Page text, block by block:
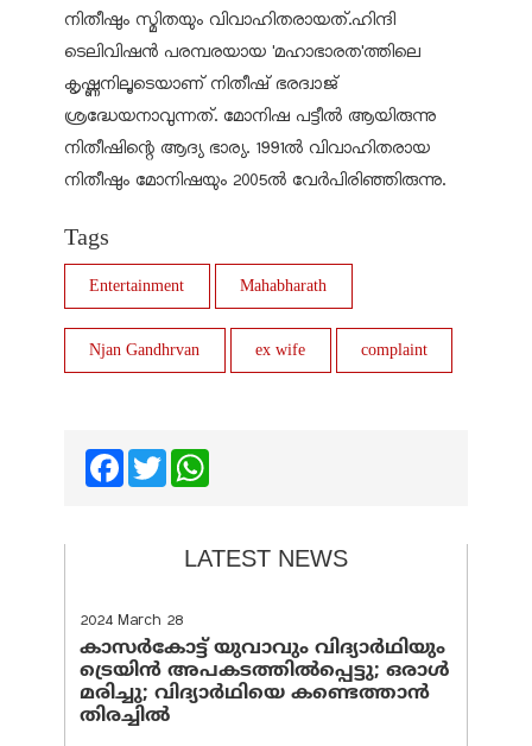
നിതീഷും സ്മിതയും വിവാഹിതരായത്.ഹിന്ദി
ടെലിവിഷന്‍ പരമ്പരയായ 'മഹാഭാരത'ത്തിലെ
കൃഷ്ണനിലൂടെയാണ് നിതീഷ് ഭരദ്വാജ്
ശ്രദ്ധേയനാവുന്നത്. മോനിഷ പട്ടീല്‍ ആയിരുന്നു
നിതീഷിന്റെ ആദ്യ ഭാര്യ. 1991ല്‍ വിവാഹിതരായ
നിതീഷും മോനിഷയും 2005ല്‍ വേര്‍പിരിഞ്ഞിരുന്നു.
Tags
Entertainment Mahabharath
Njan Gandhrvan ex wife complaint
FacebookTwitter
LATEST NEWS
2024 March 28
കാസർകോട്ട് യുവാവും വിദ്യാർഥിയും
ട്രെയിൻ അപകടത്തിൽപ്പെട്ടു; ഒരാൾ
മരിച്ചു; വിദ്യാർഥിയെ കണ്ടെത്താൻ
തിരച്ചിൽ